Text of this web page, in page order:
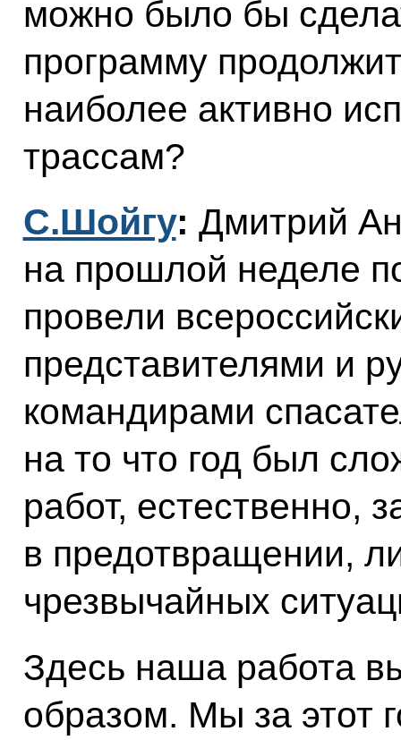
можно было бы
программу
наиболее активно
трассам?
С.Шойгу: Дмитрий
на прошлой неделе
провели
представителями и
командирами
на то что год был
работ, естественно,
в предотвращении,
чрезвычайных
Здесь наша работа
образом. Мы за этот